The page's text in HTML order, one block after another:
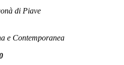
di Piave
e Contemporanea